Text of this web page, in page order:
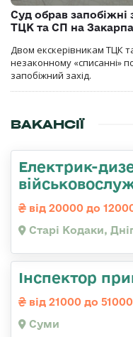
Суд обрав
ТЦК та СП на
Двом екскерівникам ТЦК
незаконному «списанні»
запобіжний захід.
ВАКАНСІЇ
Електрик-
від 20000 до
Старі Кодаки,
Інспектор
від 21000 до
Суми